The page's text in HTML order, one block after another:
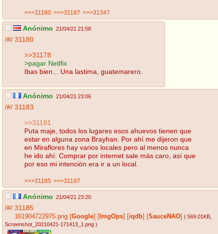
>>>31180 >>>31187 >>>31347
Anónimo 21/04/21 21:58
/#/ 31180
>>31178
>pagar Netlfix
Ibas bien... Una lastima, guatemarero.
Anónimo 21/04/21 23:06
/#/ 31183
>>31181
Puta maje, todos los lugares esos ahuevos tienen que
estar en alguna zona Brayhan. Por ahí me dijeron que
en Miraflores hay varios locales pero al menos nunca
he ido ahí. Comprar por internet sale más caro, así que
por eso mi intención era ir a un local.
>>>31185 >>>31197
Anónimo 21/04/21 23:20
/#/ 31185
161904722975.png Google ImgOps iqdb SauceNAO ( 569.01KB
Screenshot_20210421-171413_1.png )